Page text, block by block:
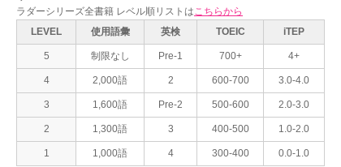
ラダーシリーズ全書籍 レベル順リストはこちらから
LEVEL
使用語彙 英検 TOEIC iTEP
5 制限なし Pre-1 700+ 4+
4 2,000語 2 600-700 3.0-4.0
3 1,600語 Pre-2 500-600 2.0-3.0
2 1,300語 3 400-500 1.0-2.0
1 1,000語 4 300-400
0.0-1.0